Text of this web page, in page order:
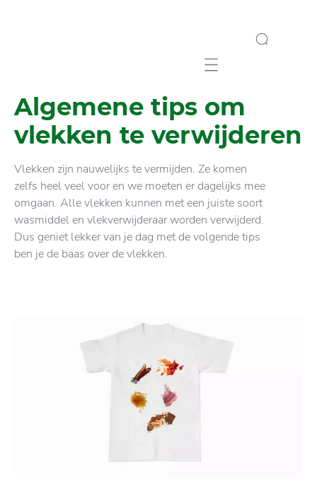
Mobile navigation
Algemene tips om
vlekken te verwijderen
Vlekken zijn nauwelijks te vermijden. Ze komen
zelfs heel veel voor en we moeten er dagelijks mee
omgaan. Alle vlekken kunnen met een juiste soort
wasmiddel en vlekverwijderaar worden verwijderd.
Dus geniet lekker van je dag met de volgende tips
ben je de baas over de vlekken.